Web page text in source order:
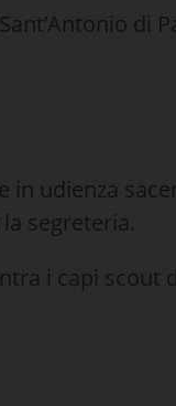
di
in udienza
segreteria.
i capi scout